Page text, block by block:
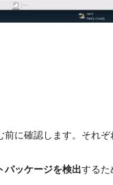
前に確認します。それぞ
パッケージを検出するた